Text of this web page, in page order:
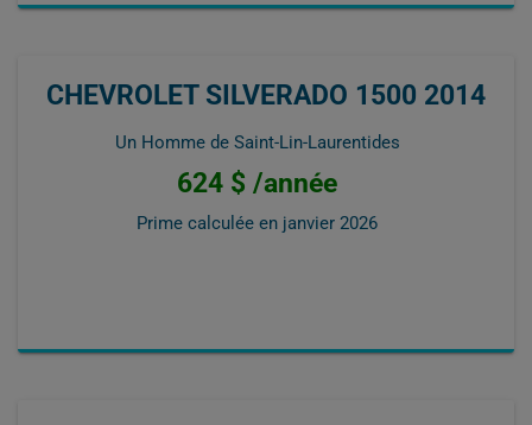
CHEVROLET SILVERADO 1500 2014
Un Homme de Saint-Lin-Laurentides
624 $ /année
Prime calculée en janvier 2026